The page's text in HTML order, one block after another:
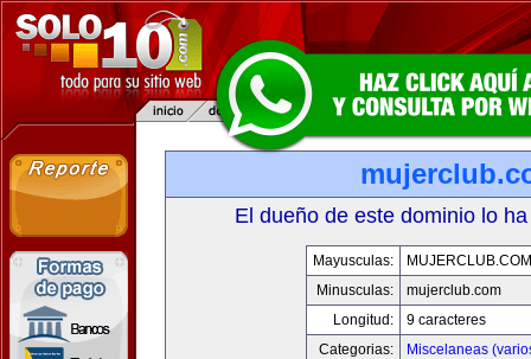
El dueño de este dominio lo
Mayusculas:
MUJERCLUB.COM
Minusculas:
mujerclub.com
Longitud:
9 caracteres
Categorias:
Miscelaneas